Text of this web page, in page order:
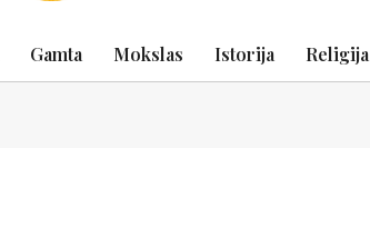
Gamta Mokslas Istorija Religija